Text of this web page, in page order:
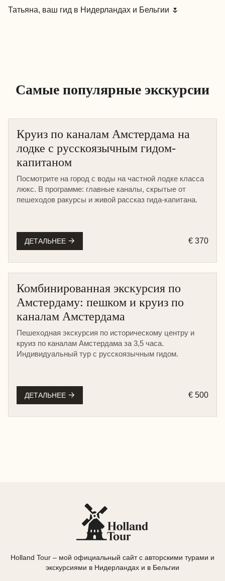
Татьяна, ваш гид в Нидерландах и Бельгии 🌷
Самые популярные экскурсии
Круиз по каналам Амстердама на
лодке с русскоязычным гидом-
капитаном
Посмотрите на город с воды на частной лодке класса
люкс. В программе: главные каналы, скрытые от
пешеходов ракурсы и живой рассказ гида-капитана.
ДЕТАЛЬНЕЕ € 370
Комбинированная экскурсия по
Амстердаму: пешком и круиз по
каналам Амстердама
Пешеходная экскурсия по историческому центру и
круиз по каналам Амстердама за 3,5 часа.
Индивидуальный тур с русскоязычным гидом.
ДЕТАЛЬНЕЕ € 500
Holland Tour – мой официальный сайт с авторскими турами и
экскурсиями в Нидерландах и в Бельгии